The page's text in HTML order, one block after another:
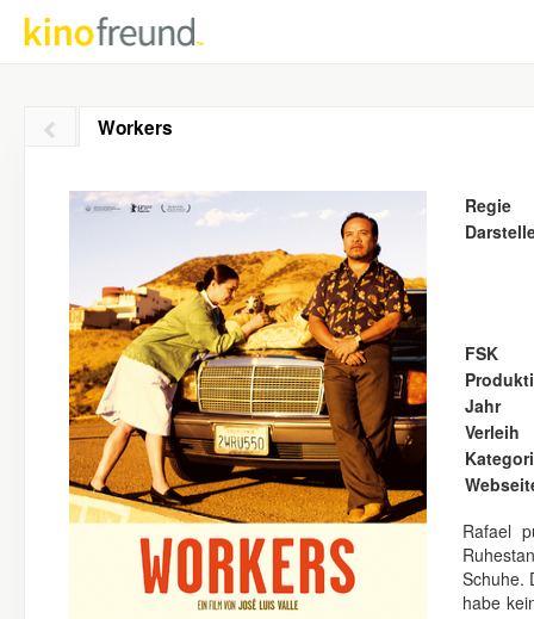
Workers
Regie
FSK
Jahr
Verleih
Rafael
Schuhe.
habe